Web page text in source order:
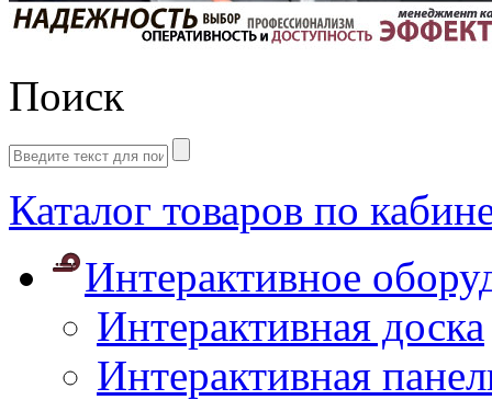
Поиск
Каталог товаров по
Интерактивное
Интерактивная доска
Интерактивная